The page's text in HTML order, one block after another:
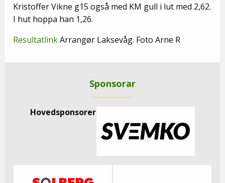
Kristoffer Vikne g15 også med KM gull i lut med 2,62.
I hut hoppa han 1,26.
ResultatlinkArrangør Laksevåg. Foto Arne R
Sponsorar
Hovedsponsorer